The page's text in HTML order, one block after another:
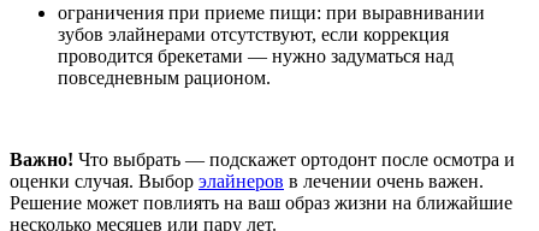
ограничения при приеме пищи: при выравнивании
зубов элайнерами отсутствуют, если коррекция
проводится брекетами — нужно задуматься над
повседневным рационом.
Важно! Что выбрать — подскажет ортодонт после осмотра и
оценки случая. Выбор элайнеров в лечении очень важен.
Решение может повлиять на ваш образ жизни на ближайшие
несколько месяцев или пару лет.